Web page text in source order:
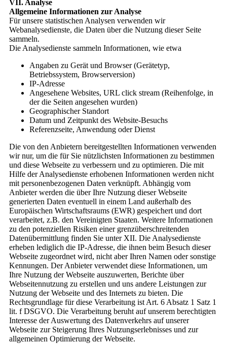
VII. Analyse
Allgemeine Informationen zur Analyse
Für unsere statistischen Analysen verwenden wir
Webanalysedienste, die Daten über die Nutzung dieser Seite
sammeln.
Die Analysedienste sammeln Informationen, wie etwa
Angaben zu Gerät und Browser (Gerätetyp,
Betriebssystem, Browserversion)
IP-Adresse
Angesehene Websites, URL click stream (Reihenfolge, in
der die Seiten angesehen wurden)
Geographischer Standort
Datum und Zeitpunkt des Website-Besuchs
Referenzseite, Anwendung oder Dienst
Die von den Anbietern bereitgestellten Informationen verwenden
wir nur, um die für Sie nützlichsten Informationen zu bestimmen
und diese Webseite zu verbessern und zu optimieren. Die mit
Hilfe der Analysedienste erhobenen Informationen werden nicht
mit personenbezogenen Daten verknüpft. Abhängig vom
Anbieter werden die über Ihre Nutzung dieser Webseite
generierten Daten eventuell in einem Land außerhalb des
Europäischen Wirtschaftsraums (EWR) gespeichert und dort
verarbeitet, z.B. den Vereinigten Staaten. Weitere Informationen
zu den potenziellen Risiken einer grenzüberschreitenden
Datenübermittlung finden Sie unter XII. Die Analysedienste
erheben lediglich die IP-Adresse, die ihnen beim Besuch dieser
Webseite zugeordnet wird, nicht aber Ihren Namen oder sonstige
Kennungen. Der Anbieter verwendet diese Informationen, um
Ihre Nutzung der Webseite auszuwerten, Berichte über
Webseitennutzung zu erstellen und uns andere Leistungen zur
Nutzung der Webseite und des Internets zu bieten. Die
Rechtsgrundlage für diese Verarbeitung ist Art. 6 Absatz 1 Satz 1
lit. f DSGVO. Die Verarbeitung beruht auf unserem berechtigten
Interesse der Auswertung des Datenverkehrs auf unserer
Webseite zur Steigerung Ihres Nutzungserlebnisses und zur
allgemeinen Optimierung der Webseite.